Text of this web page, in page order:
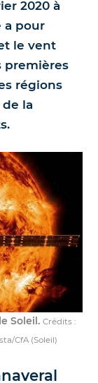
2020 à
a pour
le vent
premières
régions
la
Soleil. Crédits :
CfA (Soleil)